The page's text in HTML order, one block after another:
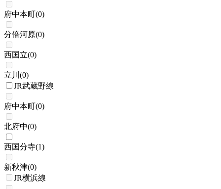
府中本町(0)
分倍河原(0)
西国立(0)
立川 (0)
JR武蔵野線
府中本町(0)
北府中(0)
西国分寺(1)
新秋津(0)
JR横浜線